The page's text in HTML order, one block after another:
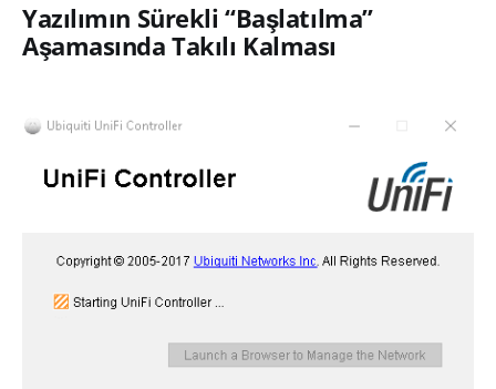
Yazılımın Sürekli “Başlatılma”
Aşamasında Takılı Kalması